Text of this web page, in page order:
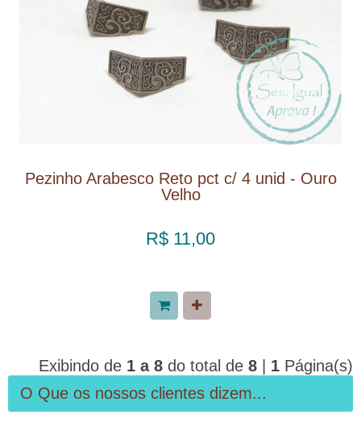
Pezinho Arabesco Reto pct c/ 4 unid - Ouro
Velho
R$ 11,00
Exibindo de 1 a 8 do total de 8 1 Página(s)
O Que os nossos clientes dizem...